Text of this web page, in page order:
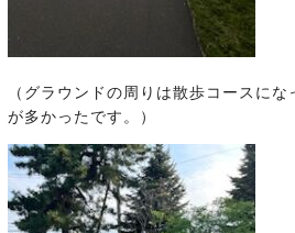
（グラウンドの周りは散歩コースに
が多かったです。）